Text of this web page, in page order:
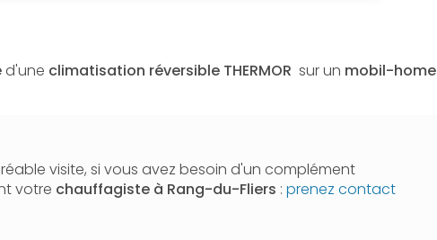
d'une climatisation réversible THERMOR sur un mobil-home
visite, si vous avez besoin d'un complément
votre chauffagiste à Rang-du-Fliers : prenez contact